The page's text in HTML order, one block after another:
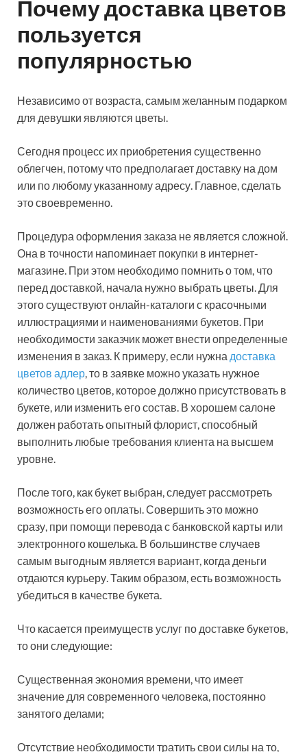
Почему доставка цветов
пользуется
популярностью
Независимо от возраста, самым желанным подарком
для девушки являются цветы.
Сегодня процесс их приобретения существенно
облегчен, потому что предполагает доставку на дом
или по любому указанному адресу. Главное, сделать
это своевременно.
Процедура оформления заказа не является сложной.
Она в точности напоминает покупки в интернет-
магазине. При этом необходимо помнить о том, что
перед доставкой, начала нужно выбрать цветы. Для
этого существуют онлайн-каталоги с красочными
иллюстрациями и наименованиями букетов. При
необходимости заказчик может внести определенные
изменения в заказ. К примеру, если нужна доставка
цветов адлер, то в заявке можно указать нужное
количество цветов, которое должно присутствовать в
букете, или изменить его состав. В хорошем салоне
должен работать опытный флорист, способный
выполнить любые требования клиента на высшем
уровне.
После того, как букет выбран, следует рассмотреть
возможность его оплаты. Совершить это можно
сразу, при помощи перевода с банковской карты или
электронного кошелька. В большинстве случаев
самым выгодным является вариант, когда деньги
отдаются курьеру. Таким образом, есть возможность
убедиться в качестве букета.
Что касается преимуществ услуг по доставке букетов,
то они следующие:
Существенная экономия времени, что имеет
значение для современного человека, постоянно
занятого делами;
Отсутствие необходимости тратить свои силы на то,